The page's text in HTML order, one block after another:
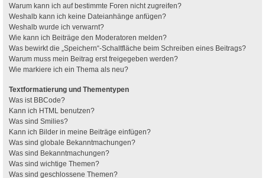
Warum kann ich auf bestimmte Foren nicht zugreifen?
Weshalb kann ich keine Dateianhänge anfügen?
Weshalb wurde ich verwarnt?
Wie kann ich Beiträge den Moderatoren melden?
Was bewirkt die „Speichern“-Schaltfläche beim Schreiben eines Beitrags?
Warum muss mein Beitrag erst freigegeben werden?
Wie markiere ich ein Thema als neu?
Textformatierung und Thementypen
Was ist BBCode?
Kann ich HTML benutzen?
Was sind Smilies?
Kann ich Bilder in meine Beiträge einfügen?
Was sind globale Bekanntmachungen?
Was sind Bekanntmachungen?
Was sind wichtige Themen?
Was sind geschlossene Themen?